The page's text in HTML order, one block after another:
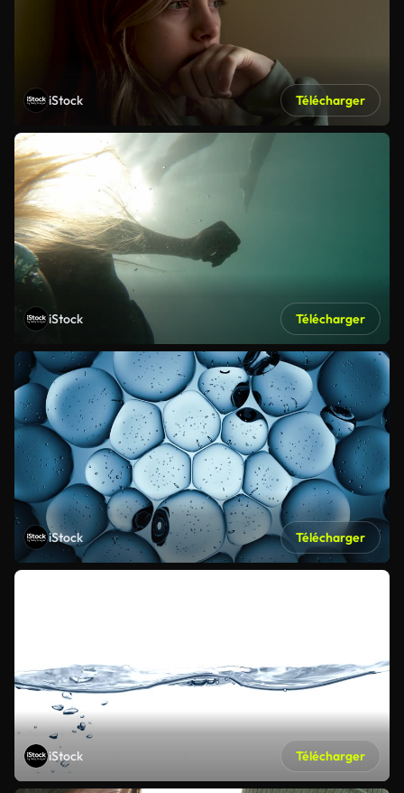
iStock Télécharger
iStock Télécharger
iStock Télécharger
iStock Télécharger